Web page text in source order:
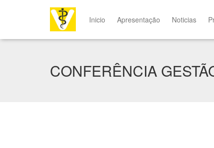
Inicio Apresentação Noticias
CONFERÊNCIA